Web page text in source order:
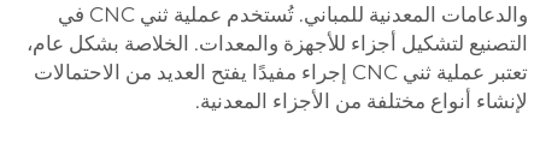
والدعامات المعدنية للمباني. تُستخدم عملية ثني CNC في
التصنيع لتشكيل أجزاء للأجهزة والمعدات. الخلاصة بشكل عام،
تعتبر عملية ثني CNC إجراء مفيدًا يفتح العديد من الاحتمالات
لإنشاء أنواع مختلفة من الأجزاء المعدنية.